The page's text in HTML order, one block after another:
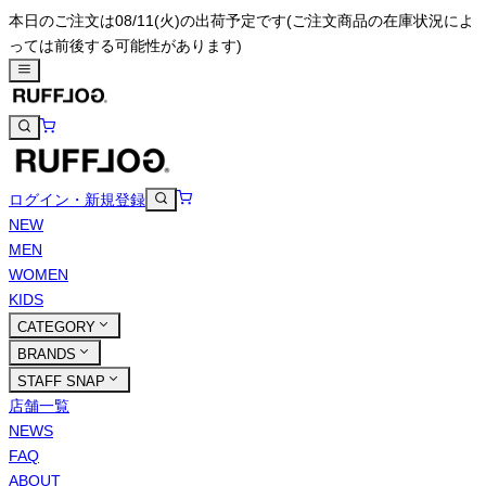
本日のご注文は08/11(火)の出荷予定です(ご注文商品の在庫状況によ
っては前後する可能性があります)
ログイン・新規登録
NEW
MEN
WOMEN
KIDS
CATEGORY
BRANDS
STAFF SNAP
店舗一覧
NEWS
FAQ
ABOUT